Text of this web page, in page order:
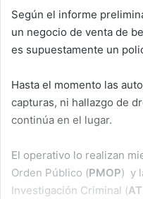
Según el informe
un negocio de venta de
es supuestamente un
Hasta el momento las
capturas, ni hallazgo de
continúa en el lugar.
El operativo lo realizan
Orden Público (PMOP) y
Investigación Criminal (